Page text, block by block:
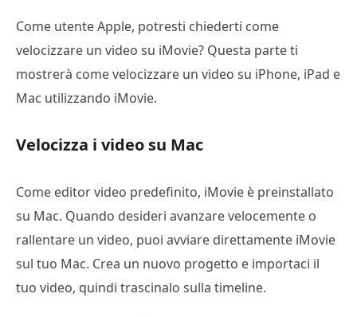
Come utente Apple, potresti chiederti come
velocizzare un video su iMovie? Questa parte ti
mostrerà come velocizzare un video su iPhone, iPad e
Mac utilizzando iMovie.
Velocizza i video su Mac
Come editor video predefinito, iMovie è preinstallato
su Mac. Quando desideri avanzare velocemente o
rallentare un video, puoi avviare direttamente iMovie
sul tuo Mac. Crea un nuovo progetto e importaci il
tuo video, quindi trascinalo sulla timeline.